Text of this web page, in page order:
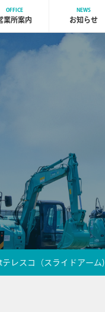
OFFICE
業所案内
NEWS
お知らせ
レスコ（スライドアーム)